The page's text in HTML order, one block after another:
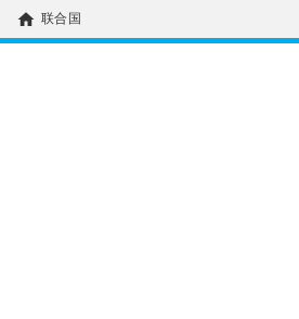
home 联合国